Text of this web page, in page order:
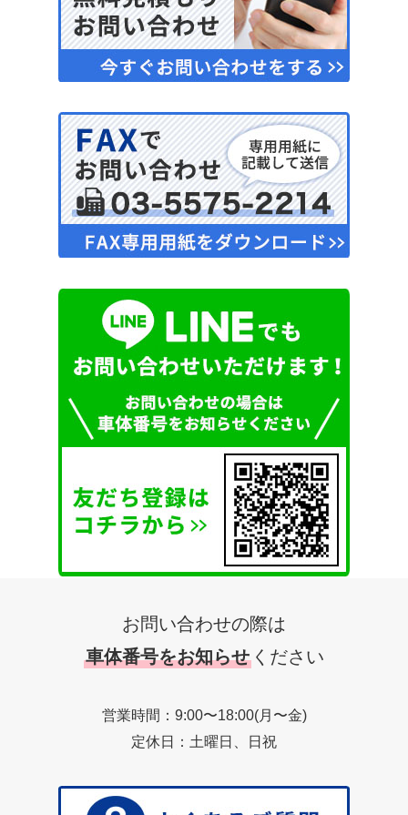
お問い合わせの際は
車体番号をお知らせ ください
営業時間：9:00〜18:00(月〜金)
定休日：土曜日、日祝